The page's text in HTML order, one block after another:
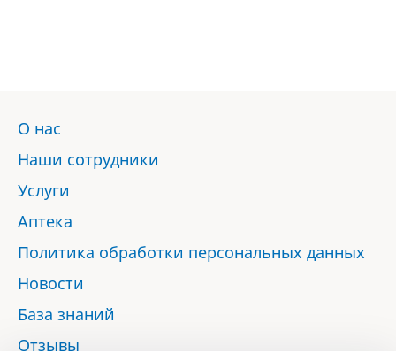
О нас
Наши сотрудники
Услуги
Аптека
Политика обработки персональных данных
Новости
База знаний
Отзывы